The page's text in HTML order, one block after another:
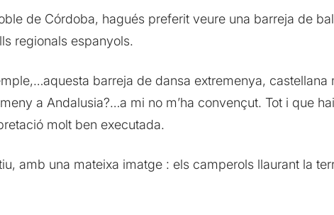
de Córdoba, hagués preferit veure una barreja de
regionals espanyols.
barreja de dansa extremenya,
a Andalusia?…a mi no m’ha convençut. Tot i que
molt ben executada.
amb una mateixa imatge : els camperols llaurant la